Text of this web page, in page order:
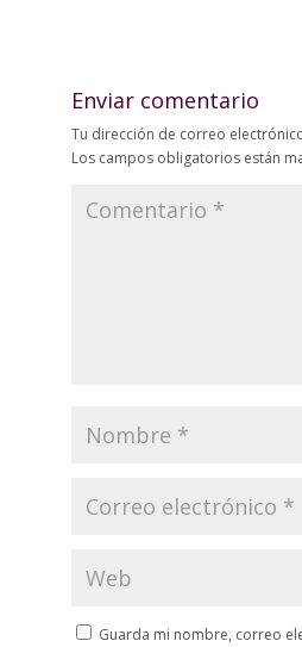
Enviar comentario
Tu dirección de correo
Los campos obligatorios están
Guarda mi nombre, correo